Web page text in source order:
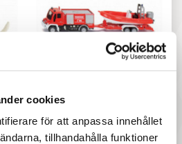
cookies
för att anpassa innehållet
tillhandahålla funktioner
157 :-
Siku - Brandbil M Båt